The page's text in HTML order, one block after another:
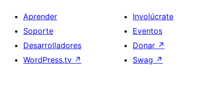
Aprender
Soporte
Desarrolladores
WordPress.tv ↗
Involúcrate
Eventos
Donar ↗
Swag ↗